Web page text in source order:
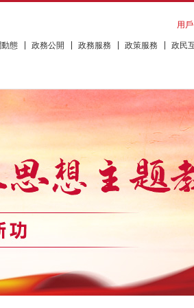
態 政務公開 政務服務 政策服務 政民
用